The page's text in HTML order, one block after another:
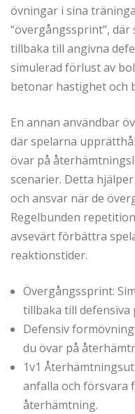
övningar i sina
“övergångssprint”,
tillbaka till angivna
simulerad förlust av
betonar hastighet och
En annan användbar
där spelarna
övar på
scenarier. Detta
och ansvar när de
Regelbunden
avsevärt förbättra
reaktionstider.
Övergångssprint:
tillbaka till defensiva
Defensiv
du övar på
1v1
anfalla och försvara
återhämtning.